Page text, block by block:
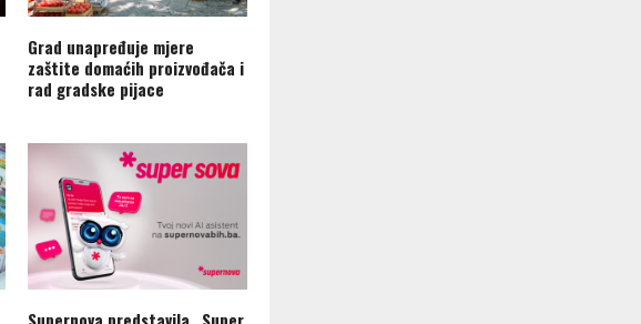
Grad unapređuje mjere
zaštite domaćih proizvođača i
rad gradske pijace